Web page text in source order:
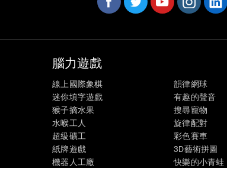
腦力遊戲
線上國際象棋
迷你填字遊戲
猴子摘水果
水喉工人
超級礦工
紙牌遊戲
機器人工廠
韻律網球
有趣的聲音
搜尋寵物
旋律配對
彩色賽車
3D藝術拼圖
快樂的小青蛙